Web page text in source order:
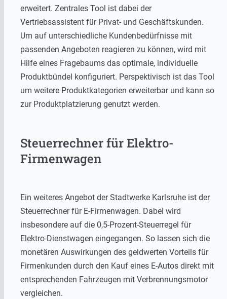
erweitert. Zentrales Tool ist dabei der
Vertriebsassistent für Privat- und Geschäftskunden.
Um auf unterschiedliche Kundenbedürfnisse mit
passenden Angeboten reagieren zu können, wird mit
Hilfe eines Fragebaums das optimale, individuelle
Produktbündel konfiguriert. Perspektivisch ist das Tool
um weitere Produktkategorien erweiterbar und kann so
zur Produktplatzierung genutzt werden.
Steuerrechner für Elektro-
Firmenwagen
Ein weiteres Angebot der Stadtwerke Karlsruhe ist der
Steuerrechner für E-Firmenwagen. Dabei wird
insbesondere auf die 0,5-Prozent-Steuerregel für
Elektro-Dienstwagen eingegangen. So lassen sich die
monetären Auswirkungen des geldwerten Vorteils für
Firmenkunden durch den Kauf eines E-Autos direkt mit
entsprechenden Fahrzeugen mit Verbrennungsmotor
vergleichen.